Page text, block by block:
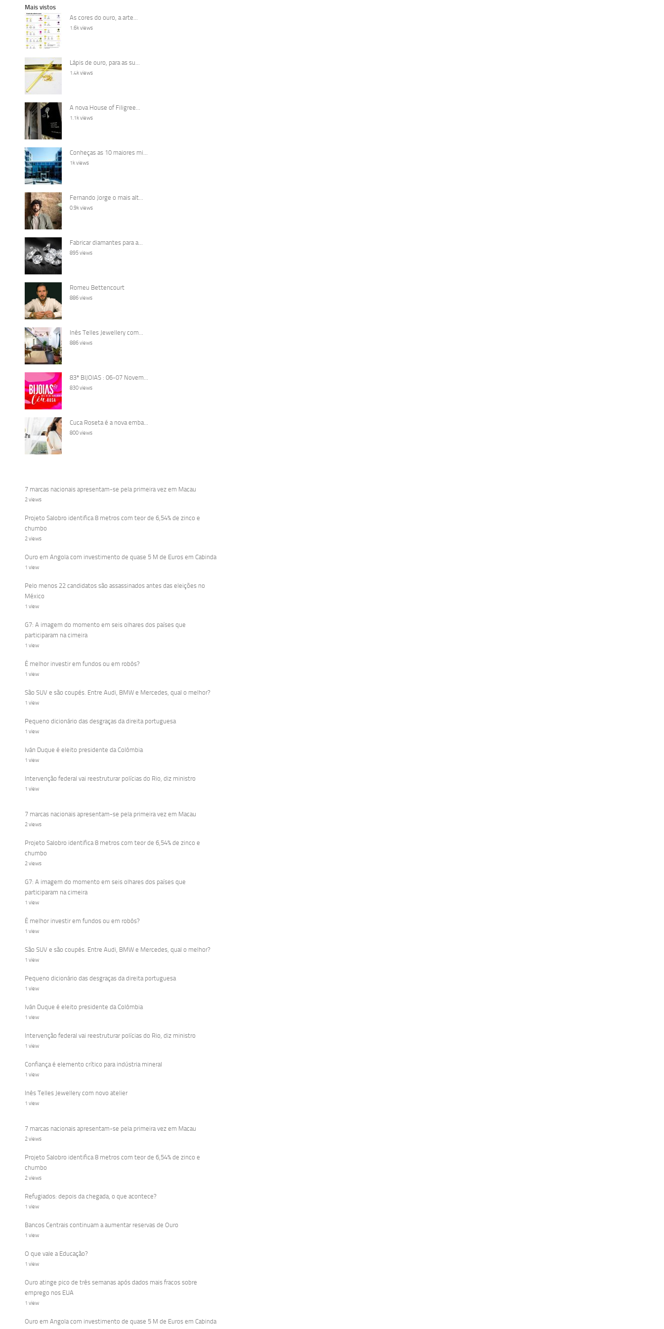
Mais vistos
As cores do ouro, a arte...
1.6k views
Lápis de ouro, para as su...
1.4k views
A nova House of Filigree...
1.1k views
Conheças as 10 maiores mi...
1k views
Fernando Jorge o mais alt...
0.9k views
Fabricar diamantes para a...
895 views
Romeu Bettencourt
886 views
Inês Telles Jewellery com...
886 views
83ª BIJOIAS : 06-07 Novem...
830 views
Cuca Roseta é a nova emba...
800 views
7 marcas nacionais apresentam-se pela primeira vez em Macau
2 views
Projeto Salobro identifica 8 metros com teor de 6,54% de zinco e
chumbo
2 views
Ouro em Angola com investimento de quase 5 M de Euros em Cabinda
1 view
Pelo menos 22 candidatos são assassinados antes das eleições no
México
1 view
G7: A imagem do momento em seis olhares dos países que
participaram na cimeira
1 view
É melhor investir em fundos ou em robôs?
1 view
São SUV e são coupés. Entre Audi, BMW e Mercedes, qual o melhor?
1 view
Pequeno dicionário das desgraças da direita portuguesa
1 view
Iván Duque é eleito presidente da Colômbia
1 view
Intervenção federal vai reestruturar polícias do Rio, diz ministro
1 view
7 marcas nacionais apresentam-se pela primeira vez em Macau
2 views
Projeto Salobro identifica 8 metros com teor de 6,54% de zinco e
chumbo
2 views
G7: A imagem do momento em seis olhares dos países que
participaram na cimeira
1 view
É melhor investir em fundos ou em robôs?
1 view
São SUV e são coupés. Entre Audi, BMW e Mercedes, qual o melhor?
1 view
Pequeno dicionário das desgraças da direita portuguesa
1 view
Iván Duque é eleito presidente da Colômbia
1 view
Intervenção federal vai reestruturar polícias do Rio, diz ministro
1 view
Confiança é elemento crítico para indústria mineral
1 view
Inês Telles Jewellery com novo atelier
1 view
7 marcas nacionais apresentam-se pela primeira vez em Macau
2 views
Projeto Salobro identifica 8 metros com teor de 6,54% de zinco e
chumbo
2 views
Refugiados: depois da chegada, o que acontece?
1 view
Bancos Centrais continuam a aumentar reservas de Ouro
1 view
O que vale a Educação?
1 view
Ouro atinge pico de três semanas após dados mais fracos sobre
emprego nos EUA
1 view
Ouro em Angola com investimento de quase 5 M de Euros em Cabinda